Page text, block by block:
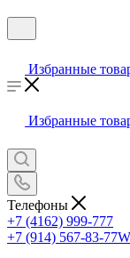
Избранные
Избранные
Телефоны
+7 (4162) 999-777
+7 (914) 567-83-77